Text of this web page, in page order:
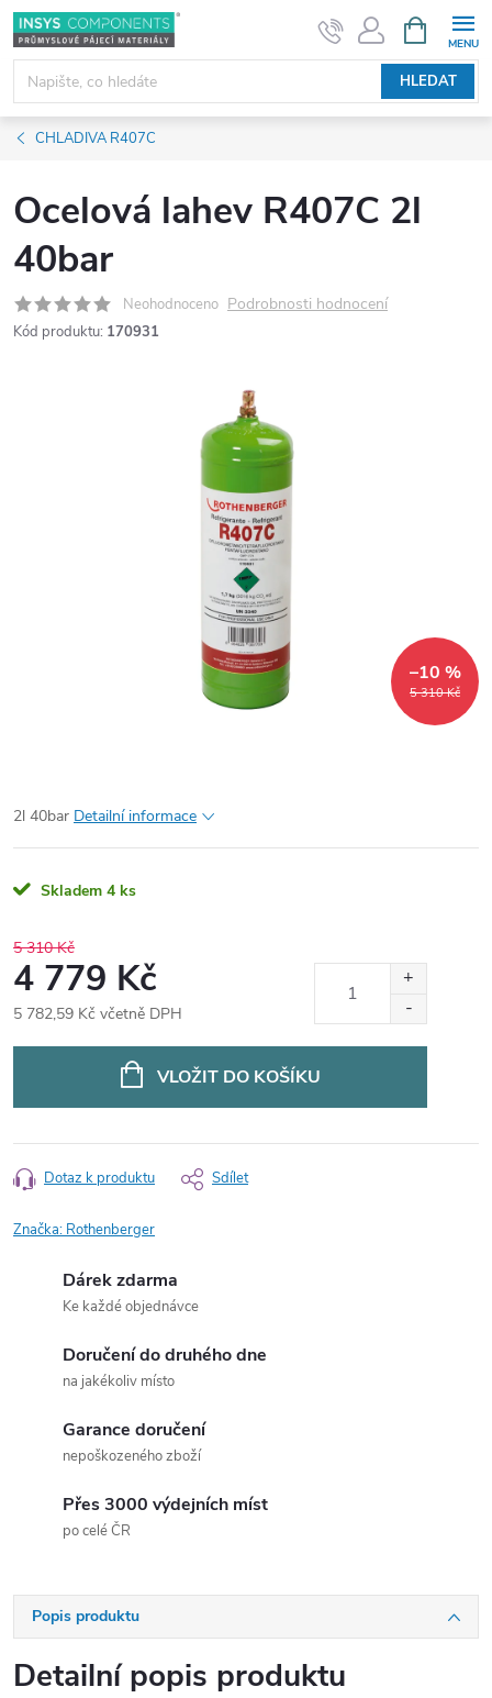
Přejít
na
obsah
HLEDAT
NÁKUPNÍ
KOŠÍK
CHLADIVA R407C
Ocelová lahev R407C 2l
40bar
Neohodnoceno Podrobnosti hodnocení
Kód produktu: 170931
5 310 Kč
–10 %
2l 40bar Detailní informace
Skladem 4 ks
5 310 Kč
4 779 Kč
5 782,59 Kč včetně DPH
VLOŽIT DO KOŠÍKU
Dotaz k produktu Sdílet
Značka: Rothenberger
Dárek zdarma
Ke každé objednávce
Doručení do druhého dne
na jakékoliv místo
Garance doručení
nepoškozeného zboží
Přes 3000 výdejních míst
po celé ČR
Popis produktu
Detailní popis produktu